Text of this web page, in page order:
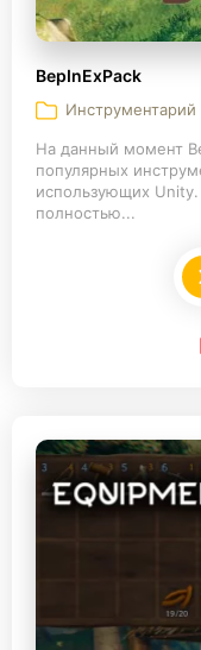
BepInExPack
Инструментарий
На данный момент
популярных
использующих
полностью...